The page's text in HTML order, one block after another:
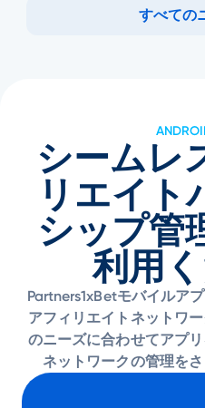
すべての
シームレ
リエイト
シップ管
利用
Partners1xBetモバイルア
アフィリエイトネットワ
のニーズに合わせてアプ
ネットワークの管理を